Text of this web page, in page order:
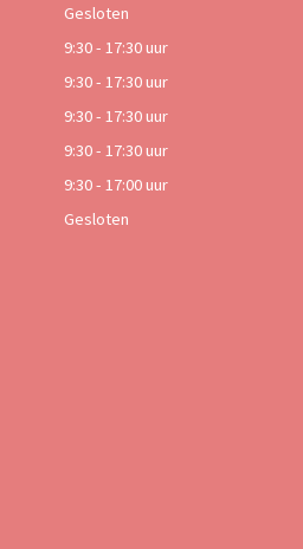
Gesloten
9:30 - 17:30 uur
9:30 - 17:30 uur
9:30 - 17:30 uur
9:30 - 17:30 uur
9:30 - 17:00 uur
Gesloten